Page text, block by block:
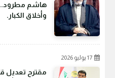
هاشم مطرود...
وأخلاق الكبار.
17 يوليو 2026
مقترح تعديل